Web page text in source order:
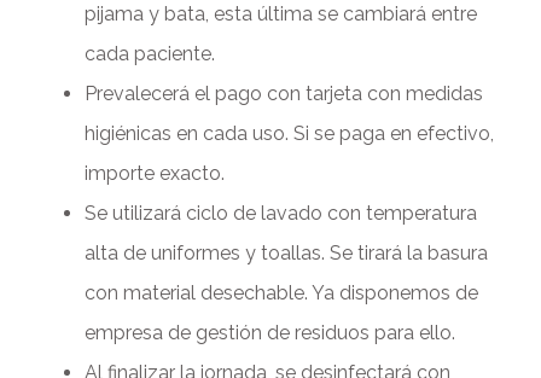
pijama y bata, esta última se cambiará entre
cada paciente.
Prevalecerá el pago con tarjeta con medidas
higiénicas en cada uso. Si se paga en efectivo,
importe exacto.
Se utilizará ciclo de lavado con temperatura
alta de uniformes y toallas. Se tirará la basura
con material desechable. Ya disponemos de
empresa de gestión de residuos para ello.
Al finalizar la jornada, se desinfectará con